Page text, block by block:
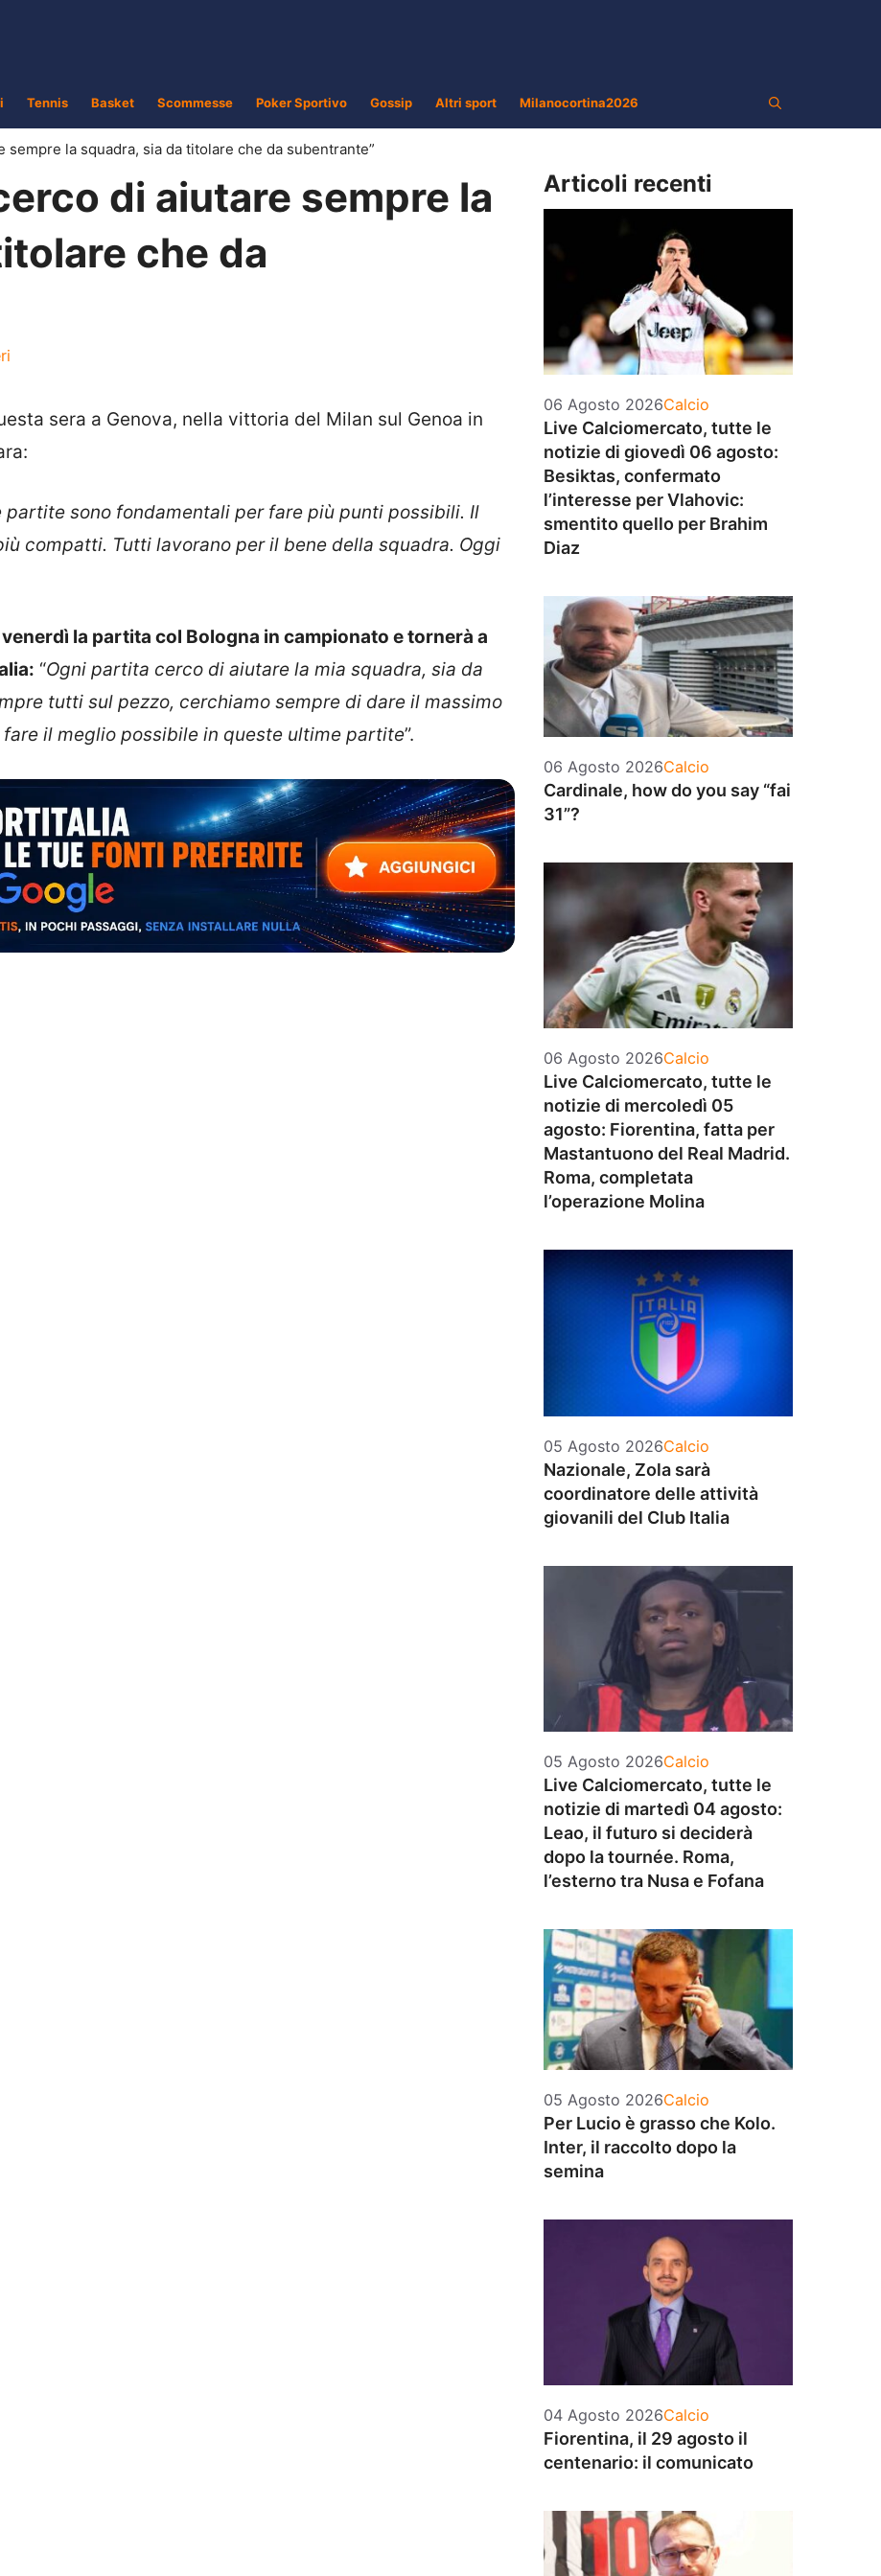
Tennis Basket Scommesse Poker Sportivo Gossip Altri sport Milanocortina2026
sempre la squadra, sia da titolare che da subentrante”
di aiutare sempre la
che da
sera a Genova, nella vittoria del Milan sul Genoa in
partite sono fondamentali per fare più punti possibili. Il
compatti. Tutti lavorano per il bene della squadra. Oggi
la partita col Bologna in campionato e tornerà a
“Ogni partita cerco di aiutare la mia squadra, sia da
tutti sul pezzo, cerchiamo sempre di dare il massimo
il meglio possibile in queste ultime partite”.
Articoli recenti
06 Agosto 2026Categorie
Calcio
Live Calciomercato, tutte le
notizie di giovedì 06 agosto:
Besiktas, confermato
l’interesse per Vlahovic:
smentito quello per Brahim
Diaz
06 Agosto 2026Categorie
Calcio
Cardinale, how do you say “fai
31”?
06 Agosto 2026Categorie
Calcio
Live Calciomercato, tutte le
notizie di mercoledì 05
agosto: Fiorentina, fatta per
Mastantuono del Real Madrid.
Roma, completata
l’operazione Molina
05 Agosto 2026Categorie
Calcio
Nazionale, Zola sarà
coordinatore delle attività
giovanili del Club Italia
05 Agosto 2026Categorie
Calcio
Live Calciomercato, tutte le
notizie di martedì 04 agosto:
Leao, il futuro si deciderà
dopo la tournée. Roma,
l’esterno tra Nusa e Fofana
05 Agosto 2026Categorie
Calcio
Per Lucio è grasso che Kolo.
Inter, il raccolto dopo la
semina
04 Agosto 2026Categorie
Calcio
Fiorentina, il 29 agosto il
centenario: il comunicato